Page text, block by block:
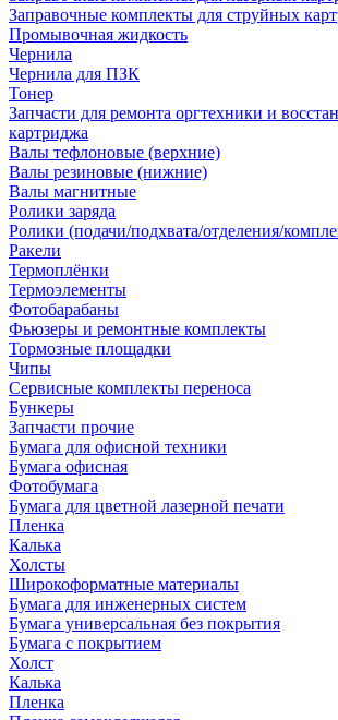
Заправочные комплекты для струйных
Промывочная жидкость
Чернила
Чернила для ПЗК
Тонер
Запчасти для ремонта оргтехники и
картриджа
Валы тефлоновые (верхние)
Валы резиновые (нижние)
Валы магнитные
Ролики заряда
Ролики (подачи/подхвата/отделения/
Ракели
Термоплёнки
Термоэлементы
Фотобарабаны
Фьюзеры и ремонтные комплекты
Тормозные площадки
Чипы
Сервисные комплекты переноса
Бункеры
Запчасти прочие
Бумага для офисной техники
Бумага офисная
Фотобумага
Бумага для цветной лазерной печати
Пленка
Калька
Холсты
Широкоформатные материалы
Бумага для инженерных систем
Бумага универсальная без покрытия
Бумага с покрытием
Холст
Калька
Пленка